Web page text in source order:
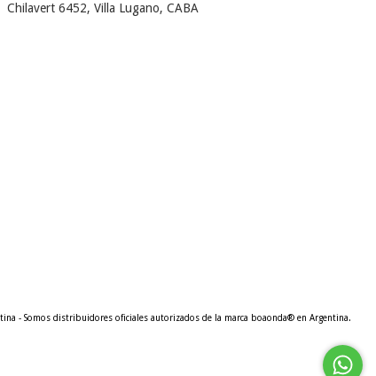
Chilavert 6452, Villa Lugano, CABA